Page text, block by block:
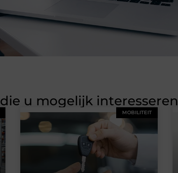
die u mogelijk interesseren
MOBILITEIT